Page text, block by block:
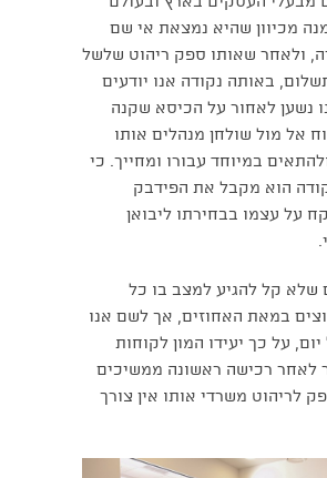
מכיוון שהיא נמצאת אי שם
ולאחר שאותו ספק ריהוט שלשל
באותה נקודה אנו יודעים
נשען לאחור על הכיסא שקנה
אל מול שולחן מנהלים אותו
במיוחד עבורו ומחייך. כי
הוא מקבל את הפידבק
על עצמו בבחירתו ליבואן
שלא קל להגיע למצב בו כל
במאת האחוזים, אך לשם אנו
על כך יעידו המון לקוחות
לאחר רכישה ראשונה ממשיכים
לריהוט משרדי אותו אין צורך